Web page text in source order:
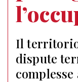
Il
dispute